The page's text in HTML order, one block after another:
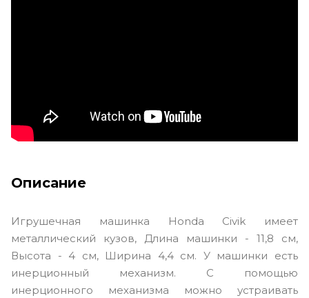
Описание
Игрушечная машинка Honda Civik имеет
металлический кузов, Длина машинки - 11,8 см,
Высота - 4 см, Ширина 4,4 см. У машинки есть
инерционный механизм. С помощью
инерционного механизма можно устраивать